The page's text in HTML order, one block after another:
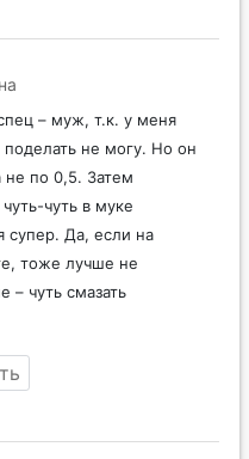
– муж, т.к. у меня
не могу. Но он
не по 0,5. Затем
чуть в муке
супер. Да, если на
тоже лучше не
– чуть смазать